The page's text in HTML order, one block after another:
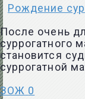
Рождение
После очень
суррогатного
становится
суррогатной
ЗОЖ 0